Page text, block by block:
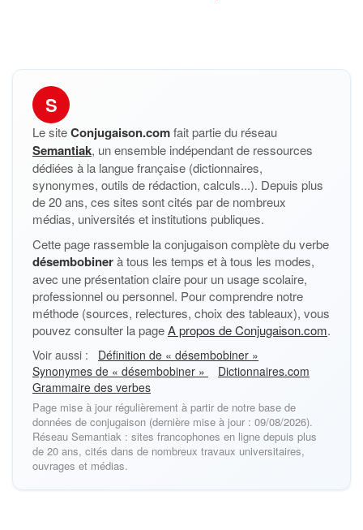
S
Le siteConjugaison.comfait partie du réseau
Semantiak, un ensemble indépendant de ressources
dédiées à la langue française (dictionnaires,
synonymes, outils de rédaction, calculs...). Depuis plus
de 20 ans, ces sites sont cités par de nombreux
médias, universités et institutions publiques.
Cette page rassemble la conjugaison complète du verbe
désembobinerà tous les temps et à tous les modes,
avec une présentation claire pour un usage scolaire,
professionnel ou personnel. Pour comprendre notre
méthode (sources, relectures, choix des tableaux), vous
pouvez consulter la pageA propos de Conjugaison.com.
Voir aussi :
Définition de « désembobiner »
Synonymes de « désembobiner »
Dictionnaires.com
Grammaire des verbes
Page mise à jour régulièrement à partir de notre base de
données de conjugaison (dernière mise à jour : 09/08/2026).
Réseau Semantiak : sites francophones en ligne depuis plus
de 20 ans, cités dans de nombreux travaux universitaires,
ouvrages et médias.